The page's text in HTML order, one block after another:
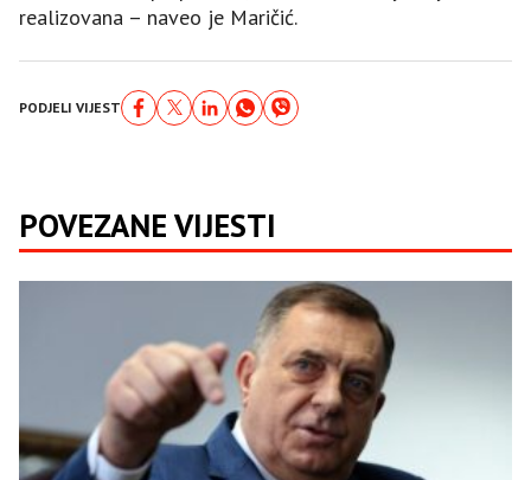
realizovana – naveo je Maričić.
PODJELI VIJEST
POVEZANE VIJESTI